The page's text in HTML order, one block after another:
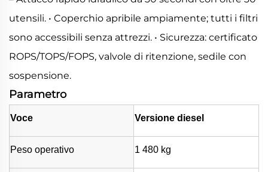
utensili. • Coperchio apribile ampiamente; tutti i filtri
sono accessibili senza attrezzi. • Sicurezza: certificato
ROPS/TOPS/FOPS, valvole di ritenzione, sedile con
sospensione.
Parametro
Voce Versione diesel
Peso operativo 1 480 kg